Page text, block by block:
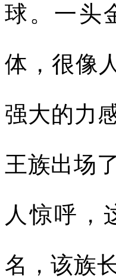
球。一头
体，很像
强大的力
王族出场
人惊呼，
名，该族